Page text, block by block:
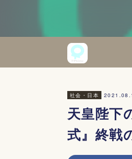
社会・日本
天皇陛下
式』終戦